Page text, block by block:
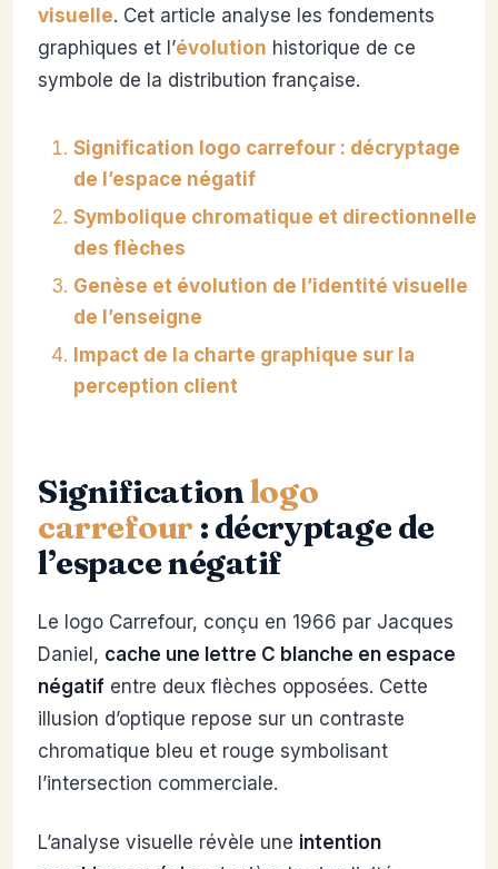
visuelle. Cet article analyse les fondements
graphiques et l’évolution historique de ce
symbole de la distribution française.
Signification logo carrefour : décryptage
de l’espace négatif
Symbolique chromatique et directionnelle
des flèches
Genèse et évolution de l’identité visuelle
de l’enseigne
Impact de la charte graphique sur la
perception client
Significationlogo
carrefour : décryptage de
l’espace négatif
Le logo Carrefour, conçu en 1966 par Jacques
Daniel, cache une lettre C blanche en espace
négatif entre deux flèches opposées. Cette
illusion d’optique repose sur un contraste
chromatique bleu et rouge symbolisant
l’intersection commerciale.
L’analyse visuelle révèle une intention